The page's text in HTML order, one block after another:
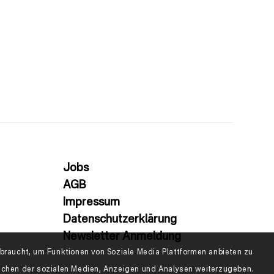
Jobs
AGB
Impressum
Datenschutzerklärung
Newsletter Anmeldung
um Funktionen von Soziale Media Plattformen anbieten zu
der sozialen Medien, Anzeigen und Analysen weiterzugeben.